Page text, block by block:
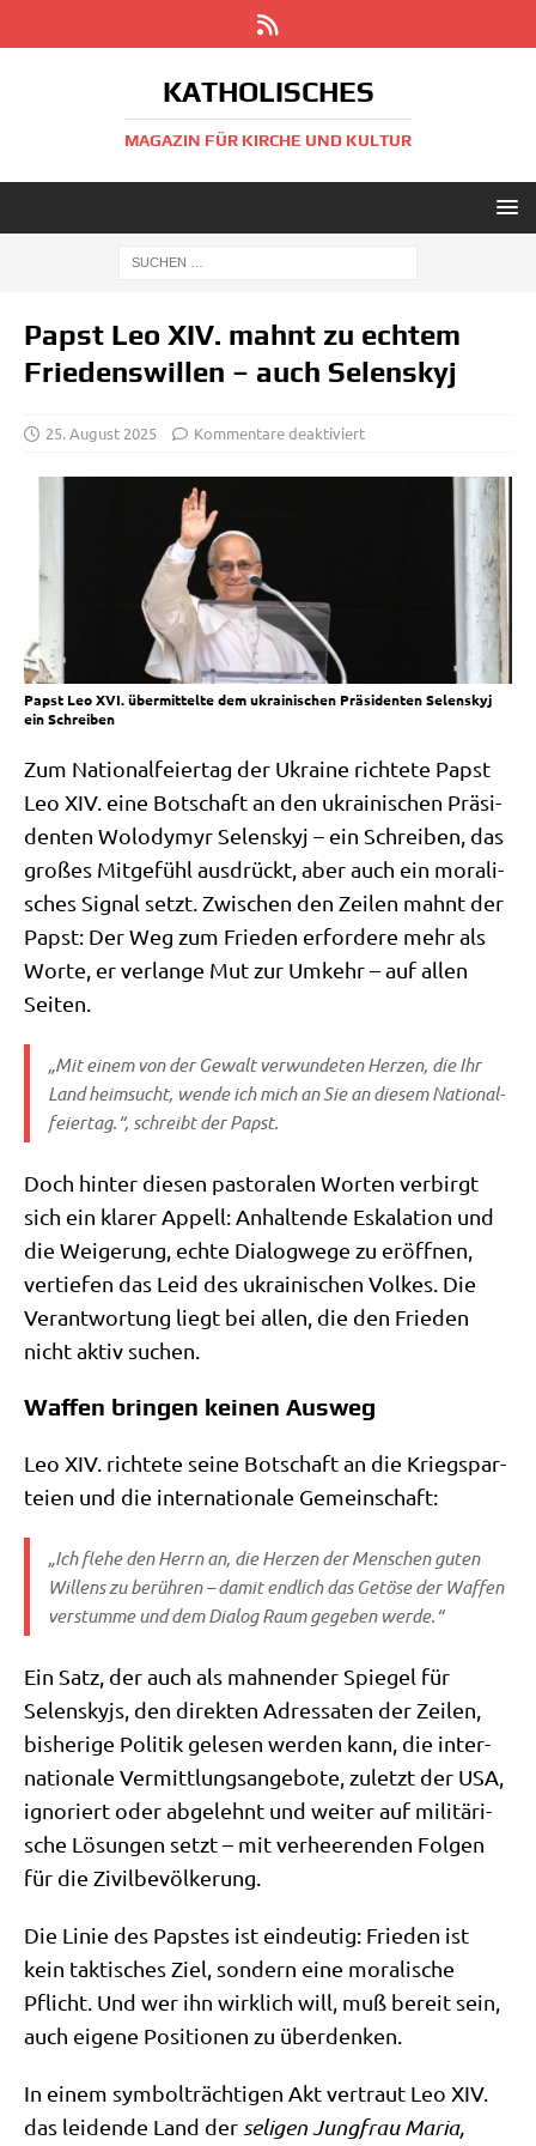
KATHOLISCHES
MAGAZIN FÜR KIRCHE UND KULTUR
Papst Leo XIV. mahnt zu echtem
Friedenswillen – auch Selenskyj
25. August 2025 Kommentare deaktiviert
Papst Leo XVI. übermittelte dem ukrainischen Präsidenten Selenskyj
ein Schreiben
Zum Natio­nal­fei­er­tag der Ukrai­ne rich­te­te Papst
Leo XIV. eine Bot­schaft an den ukrai­ni­schen Prä­si­
den­ten Wolo­dym­yr Selen­skyj – ein Schrei­ben, das
gro­ßes Mit­ge­fühl aus­drückt, aber auch ein mora­li­
sches Signal setzt. Zwi­schen den Zei­len mahnt der
Papst: Der Weg zum Frie­den erfor­de­re mehr als
Wor­te, er ver­lan­ge Mut zur Umkehr – auf allen
Seiten.
„Mit einem von der Gewalt ver­wun­de­ten Her­zen, die Ihr
Land heim­sucht, wen­de ich mich an Sie an die­sem Natio­nal­
fei­er­tag.“, schreibt der Papst.
Doch hin­ter die­sen pasto­ra­len Wor­ten ver­birgt
sich ein kla­rer Appell: Anhal­ten­de Eska­la­ti­on und
die Wei­ge­rung, ech­te Dia­log­we­ge zu eröff­nen,
ver­tie­fen das Leid des ukrai­ni­schen Vol­kes. Die
Ver­ant­wor­tung liegt bei allen, die den Frie­den
nicht aktiv suchen.
Waffen bringen keinen Ausweg
Leo XIV. rich­te­te sei­ne Bot­schaft an die Kriegs­par­
tei­en und die inter­na­tio­na­le Gemeinschaft:
„Ich fle­he den Herrn an, die Her­zen der Men­schen guten
Wil­lens zu berüh­ren – damit end­lich das Getö­se der Waf­fen
ver­stum­me und dem Dia­log Raum gege­ben werde.“
Ein Satz, der auch als mah­nen­der Spie­gel für
Selen­sky­js, den direk­ten Adres­sa­ten der Zei­len,
bis­he­ri­ge Poli­tik gele­sen wer­den kann, die inter­
na­tio­na­le Ver­mitt­lungs­an­ge­bo­te, zuletzt der USA,
igno­riert oder abge­lehnt und wei­ter auf mili­tä­ri­
sche Lösun­gen setzt – mit ver­hee­ren­den Fol­gen
für die Zivilbevölkerung.
Die Linie des Pap­stes ist ein­deu­tig: Frie­den ist
kein tak­ti­sches Ziel, son­dern eine mora­li­sche
Pflicht. Und wer ihn wirk­lich will, muß bereit sein,
auch eige­ne Posi­tio­nen zu überdenken.
In einem sym­bol­träch­ti­gen Akt ver­traut Leo XIV.
das lei­den­de Land der seli­gen Jung­frau Maria,